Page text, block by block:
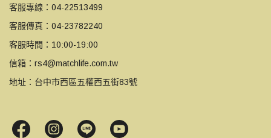
客服專線：04-22513499
客服傳真：04-23782240
客服時間：10:00-19:00
信箱：rs4@matchlife.com.tw
地址：台中市西區五權西五街83號